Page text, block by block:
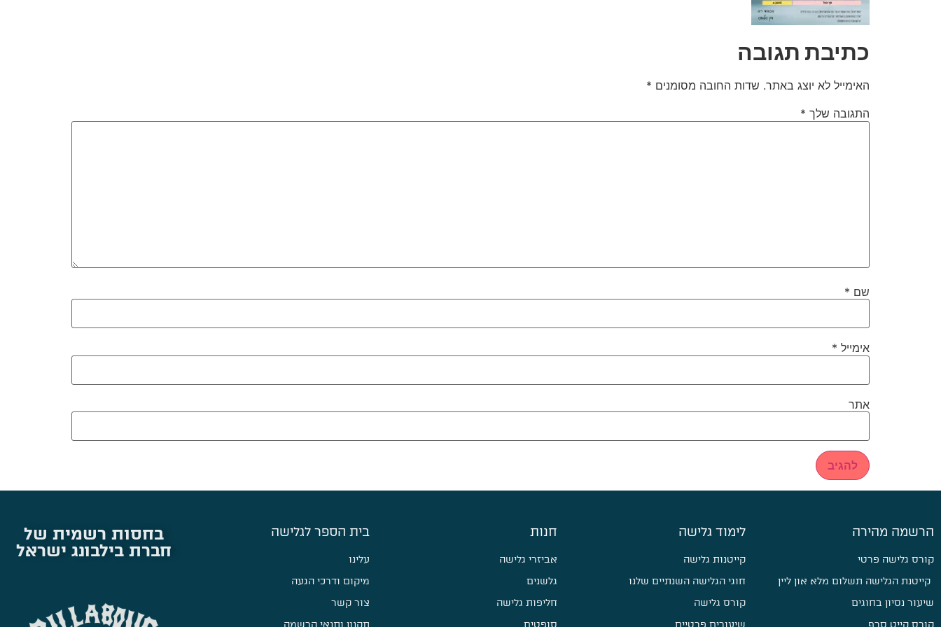
כתיבת תגובה
האימייל לא יוצג באתר. שדות החובה מסומנים *
התגובה שלך *
שם *
אימייל *
אתר
הרשמה מהירה
קורס גלישה פרטי
קייטנת הגלישה תשלום מלא און ליין
שיעור נסיון בחוגים
קורס קייט סרף
לימוד גלישה
קייטנות גלישה
חוגי הגלישה השנתיים שלנו
קורס גלישה
שיעורים פרטיים
חנות
אביזרי גלישה
גלשנים
חליפות גלישה
סופטים
בית הספר לגלישה
עלינו
מיקום ודרכי הגעה
צור קשר
תקנון ותנאי הרשמה
בחסות רשמית של
חברת בילבונג ישראל